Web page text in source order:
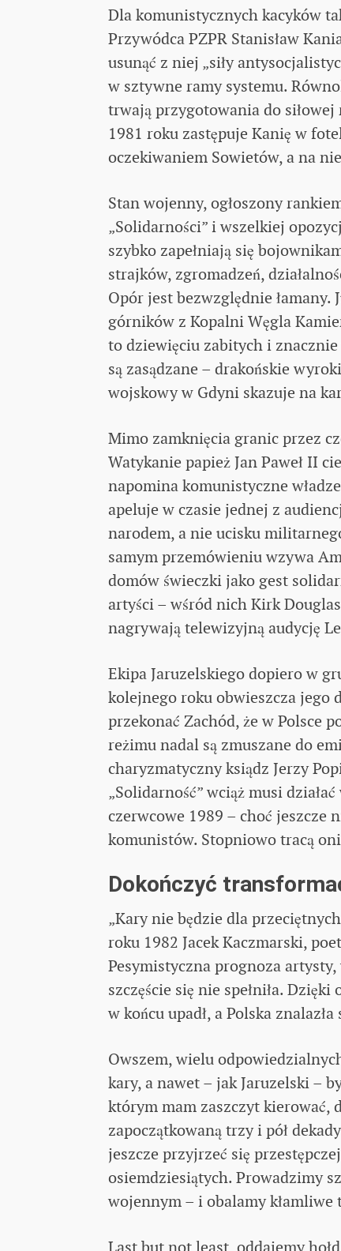
Dla komunistycznych kacyków
Przywódca PZPR Stanisław
usunąć z niej „siły
w sztywne ramy systemu.
trwają przygotowania do
1981 roku zastępuje Kanię w
oczekiwaniem Sowietów, a na
Stan wojenny, ogłoszony
„Solidarności” i wszelkiej
szybko zapełniają się
strajków, zgromadzeń,
Opór jest bezwzględnie
górników z Kopalni Węgla
to dziewięciu zabitych i
są zasądzane – drakońskie
wojskowy w Gdyni skazuje na
Mimo zamknięcia granic przez
Watykanie papież Jan Paweł II
napomina komunistyczne
apeluje w czasie jednej z
narodem, a nie ucisku
samym przemówieniu wzywa
domów świeczki jako gest
artyści – wśród nich Kirk
nagrywają telewizyjną audycję
Ekipa Jaruzelskiego dopiero w
kolejnego roku obwieszcza jego
przekonać Zachód, że w Polsce
reżimu nadal są zmuszane do
charyzmatyczny ksiądz Jerzy
„Solidarność” wciąż musi
czerwcowe 1989 – choć jeszcze
komunistów. Stopniowo tracą
Dokończyć
„Kary nie będzie dla
roku 1982 Jacek Kaczmarski,
Pesymistyczna prognoza
szczęście się nie spełniła.
w końcu upadł, a Polska
Owszem, wielu
kary, a nawet – jak Jaruzelski –
którym mam zaszczyt kierować,
zapoczątkowaną trzy i pół
jeszcze przyjrzeć się
osiemdziesiątych. Prowadzimy
wojennym – i obalamy kłamliwe
Last but not least, oddajemy